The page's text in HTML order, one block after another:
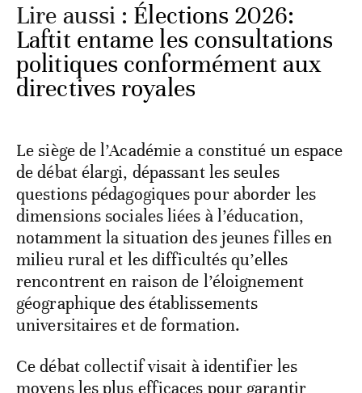
Lire aussi : Élections 2026:
Laftit entame les consultations
politiques conformément aux
directives royales
Le siège de l’Académie a constitué un espace
de débat élargi, dépassant les seules
questions pédagogiques pour aborder les
dimensions sociales liées à l’éducation,
notamment la situation des jeunes filles en
milieu rural et les difficultés qu’elles
rencontrent en raison de l’éloignement
géographique des établissements
universitaires et de formation.
Ce débat collectif visait à identifier les
moyens les plus efficaces pour garantir